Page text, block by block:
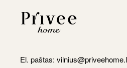
El. paštas: